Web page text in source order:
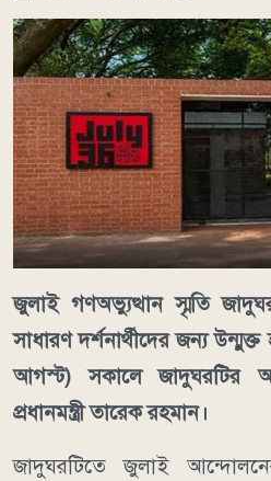
জুলাই গণঅভ্যুত্থান স্মৃতি
সাধারণ দর্শনার্থীদের জন্য
আগস্ট) সকালে জাদুঘরটির
প্রধানমন্ত্রী তারেক রহমান।
জাদুঘরটিতে জুলাই